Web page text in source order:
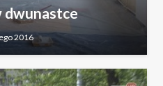
dwunastce
2016